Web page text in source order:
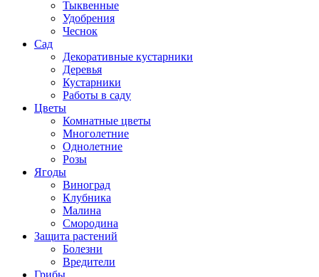
Тыквенные
Удобрения
Чеснок
Сад
Декоративные кустарники
Деревья
Кустарники
Работы в саду
Цветы
Комнатные цветы
Многолетние
Однолетние
Розы
Ягоды
Виноград
Клубника
Малина
Смородина
Защита растений
Болезни
Вредители
Грибы